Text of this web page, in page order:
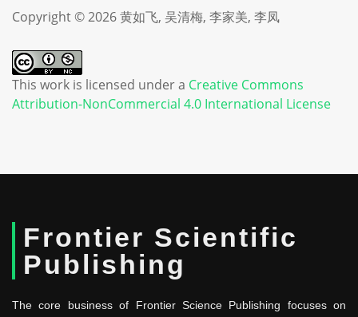
Copyright © 2026 黄如飞, 吴清梅, 李家美, 李凤
This work is licensed under a Creative Commons
Attribution-NonCommercial 4.0 International License
Frontier Scientific
Publishing
The core business of Frontier Science Publishing focuses on